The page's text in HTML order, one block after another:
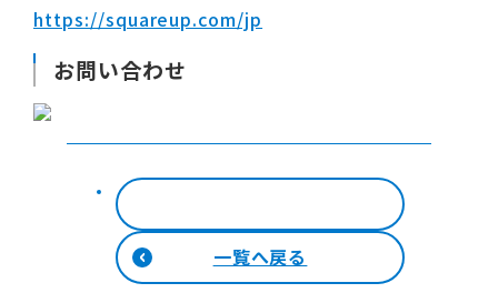
https://squareup.com/jp
お問い合わせ
一覧へ戻る